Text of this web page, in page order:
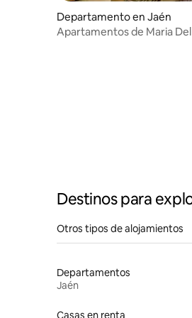
coste extra.
Departamento en Jaén
Apartamentos de Maria Del
Destinos para
Otros tipos de alojamientos
Departamentos
Jaén
Casas en renta